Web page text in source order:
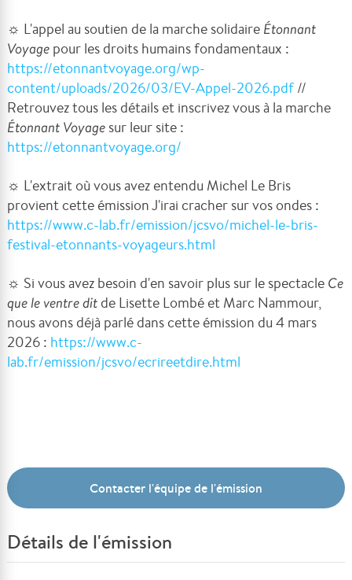
☼ L'appel au soutien de la marche solidaire Étonnant
Voyage pour les droits humains fondamentaux :
https://etonnantvoyage.org/wp-
content/uploads/2026/03/EV-Appel-2026.pdf //
Retrouvez tous les détails et inscrivez vous à la marche
Étonnant Voyage sur leur site :
https://etonnantvoyage.org/
☼ L'extrait où vous avez entendu Michel Le Bris
provient cette émission J'irai cracher sur vos ondes :
https://www.c-lab.fr/emission/jcsvo/michel-le-bris-
festival-etonnants-voyageurs.html
☼ Si vous avez besoin d'en savoir plus sur le spectacle Ce
que le ventre dit de Lisette Lombé et Marc Nammour,
nous avons déjà parlé dans cette émission du 4 mars
2026 : https://www.c-
lab.fr/emission/jcsvo/ecrireetdire.html
Contacter l'équipe de l'émission
Détails de l'émission